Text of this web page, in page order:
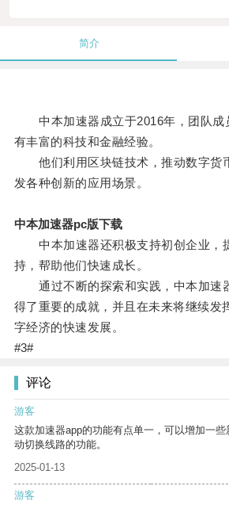
简介
中本加速器成立于2016年，团队成
有丰富的科技和金融经验。
他们利用区块链技术，推动数字货
发各种创新的应用场景。
中本加速器pc版下载
中本加速器还积极支持初创企业，
持，帮助他们快速成长。
通过不断的探索和实践，中本加速
得了重要的成就，并且在未来将继续发
字经济的快速发展。
#3#
评论
游客
这款加速器app的功能有点单一，可以增加一
动切换线路的功能。
2025-01-13
游客